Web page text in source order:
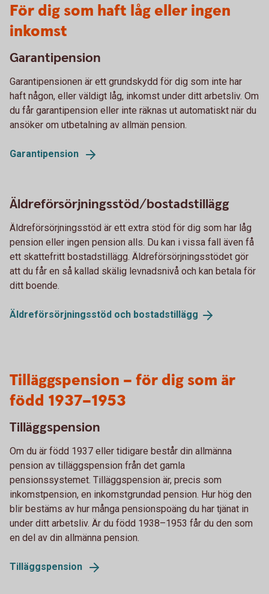
För dig som haft låg eller ingen
inkomst
Garantipension
Garantipensionen är ett grundskydd för dig som inte har
haft någon, eller väldigt låg, inkomst under ditt arbetsliv. Om
du får garantipension eller inte räknas ut automatiskt när du
ansöker om utbetalning av allmän pension.
Garantipension
Äldreförsörjningsstöd/bostadstillägg
Äldreförsörjningsstöd är ett extra stöd för dig som har låg
pension eller ingen pension alls. Du kan i vissa fall även få
ett skattefritt bostadstillägg. Äldreförsörjningsstödet gör
att du får en så kallad skälig levnadsnivå och kan betala för
ditt boende.
Äldreförsörjningsstöd och bostadstillägg
Tilläggspension – för dig som är
född 1937–1953
Tilläggspension
Om du är född 1937 eller tidigare består din allmänna
pension av tilläggspension från det gamla
pensionssystemet. Tilläggspension är, precis som
inkomstpension, en inkomstgrundad pension. Hur hög den
blir bestäms av hur många pensionspoäng du har tjänat in
under ditt arbetsliv. Är du född 1938–1953 får du den som
en del av din allmänna pension.
Tilläggspension